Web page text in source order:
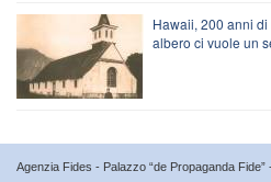
Hawaii, 200 anni
albero ci vuole un
Agenzia Fides - Palazzo “de Propaganda